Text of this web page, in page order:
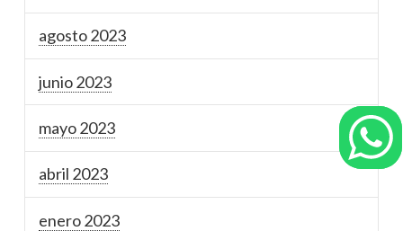
agosto 2023
junio 2023
mayo 2023
abril 2023
enero 2023